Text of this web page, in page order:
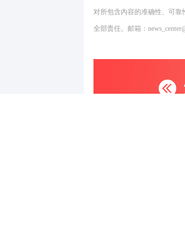
对所包含内容的准确性、可靠
全部责任。邮箱：